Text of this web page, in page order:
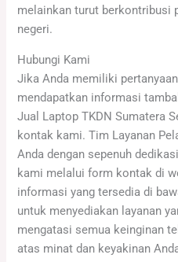
melainkan turut berkontribusi
negeri.
Hubungi Kami
Jika Anda memiliki
mendapatkan informasi
Jual Laptop TKDN Sumatera
kontak kami. Tim Layanan
Anda dengan sepenuh
kami melalui form kontak di
informasi yang tersedia di
untuk menyediakan layanan
mengatasi semua keinginan
atas minat dan keyakinan